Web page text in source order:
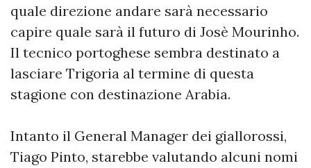
quale direzione andare sarà necessario
capire quale sarà il futuro di Josè Mourinho.
Il tecnico portoghese sembra destinato a
lasciare Trigoria al termine di questa
stagione con destinazione Arabia.
Intanto il General Manager dei giallorossi,
Tiago Pinto, starebbe valutando alcuni nomi